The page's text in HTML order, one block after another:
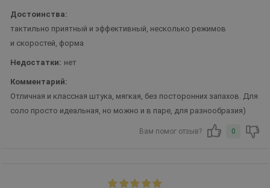
Достоинства:
тактильно приятный и эффективный, несколько режимов
и скоростей, форма
Недостатки: нет
Комментарий:
Отличная и классная штука, мягкая, без посторонних запахов. Для
соло просто идеальная, но можно и в паре, для разнообразия)
Вам помог отзыв? 0